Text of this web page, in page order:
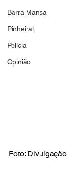
Barra Mansa
Pinheiral
Polícia
Opinião
Foto: Divulgação